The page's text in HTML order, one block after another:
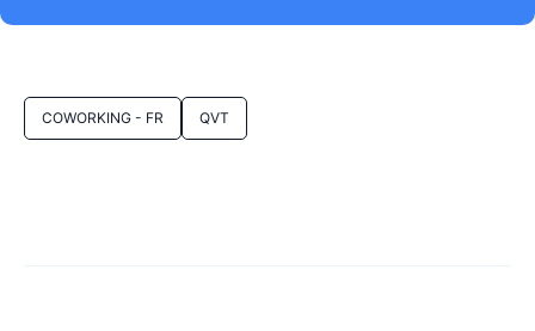
COWORKING - FR QVT